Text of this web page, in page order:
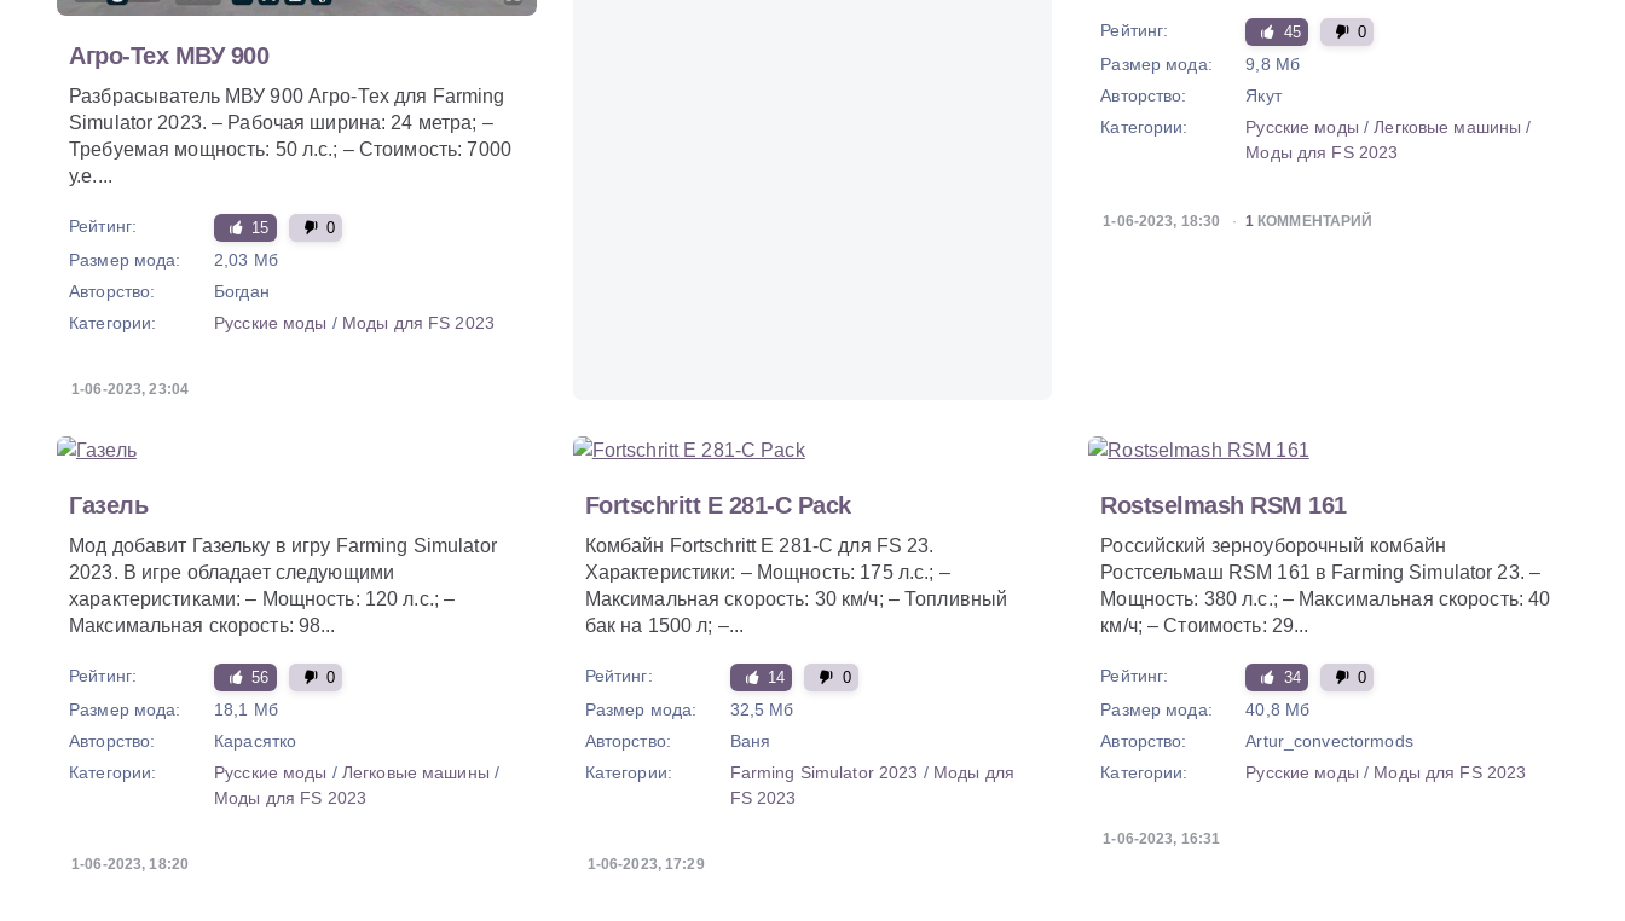
Агро-Тех МВУ 900
Разбрасыватель МВУ 900 Агро-Тех для Farming
Simulator 2023. – Рабочая ширина: 24 метра; –
Требуемая мощность: 50 л.с.; – Стоимость: 7000
у.е....
Рейтинг: 15 0
Размер мода:
2,03 Мб
Авторство:
Богдан
Категории:
Русские моды / Моды для FS 2023
1-06-2023, 23:04
Рейтинг: 45 0
Размер мода:
9,8 Мб
Авторство:
Якут
Категории:
Русские моды / Легковые машины /
Моды для FS 2023
1-06-2023, 18:30 1 КОММЕНТАРИЙ
Газель
Мод добавит Газельку в игру Farming Simulator
2023. В игре обладает следующими
характеристиками: – Мощность: 120 л.с.; –
Максимальная скорость: 98...
Рейтинг: 56 0
Размер мода:
18,1 Мб
Авторство:
Карасятко
Категории:
Русские моды / Легковые машины /
Моды для FS 2023
1-06-2023, 18:20
Fortschritt E 281-C Pack
Комбайн Fortschritt E 281-C для FS 23.
Характеристики: – Мощность: 175 л.с.; –
Максимальная скорость: 30 км/ч; – Топливный
бак на 1500 л; –...
Рейтинг: 14 0
Размер мода:
32,5 Мб
Авторство:
Ваня
Категории:
Farming Simulator 2023 / Моды для
FS 2023
1-06-2023, 17:29
Rostselmash RSM 161
Российский зерноуборочный комбайн
Ростсельмаш RSM 161 в Farming Simulator 23. –
Мощность: 380 л.с.; – Максимальная скорость: 40
км/ч; – Стоимость: 29...
Рейтинг: 34 0
Размер мода:
40,8 Мб
Авторство:
Artur_convectormods
Категории:
Русские моды / Моды для FS 2023
1-06-2023, 16:31